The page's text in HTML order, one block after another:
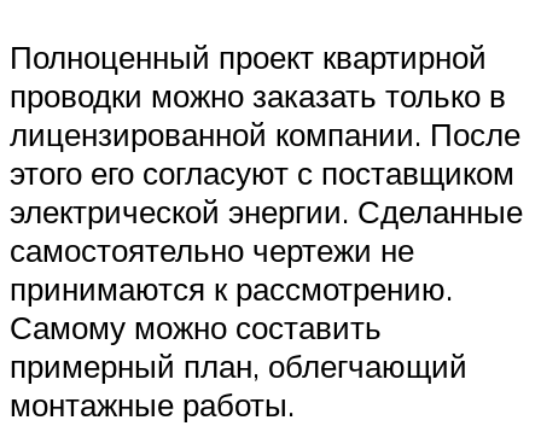
Полноценный проект квартирной
проводки можно заказать только в
лицензированной компании. После
этого его согласуют с поставщиком
электрической энергии. Сделанные
самостоятельно чертежи не
принимаются к рассмотрению.
Самому можно составить
примерный план, облегчающий
монтажные работы.